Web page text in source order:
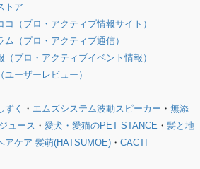
トア
コ（プロ・アクティブ情報サイト）
ム（プロ・アクティブ通信）
（プロ・アクティブイベント情報）
ユーザーレビュー）
ずく ・ エムズシステム波動スピーカー ・ 無添
ュース ・ 愛犬・愛猫のPET STANCE ・ 髪と地
アケア 髪萌(HATSUMOE) ・ CACTI